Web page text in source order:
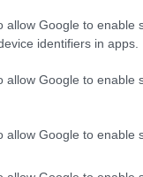
allow Google to enable
identifiers in apps.
allow Google to enable
allow Google to enable
ζώου τους.
οδήγησαν την